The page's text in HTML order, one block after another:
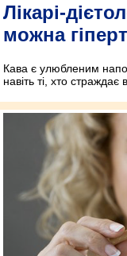
Лікарі-
можна
Кава є улюбленим
навіть ті, хто страждає